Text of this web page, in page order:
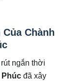
Chành
ngắn thời
Phúc đã xây